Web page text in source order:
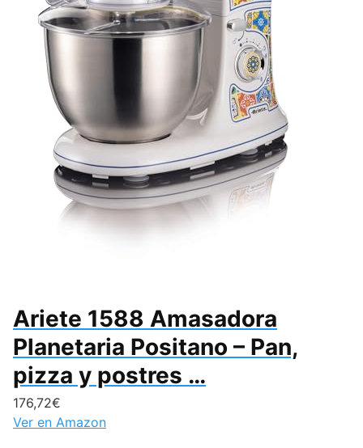
Ariete 1588 Amasadora
Planetaria Positano – Pan,
pizza y postres …
176,72€
Ver en Amazon